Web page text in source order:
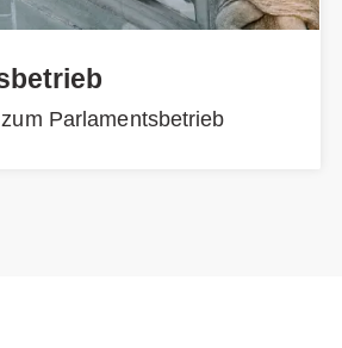
Parlamentsbetrieb